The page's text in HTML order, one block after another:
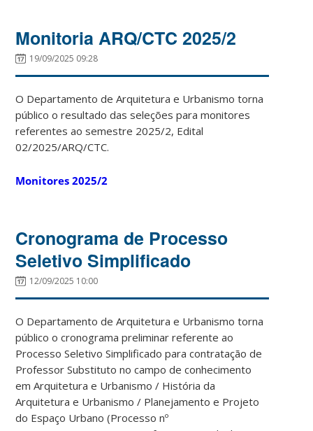
Monitoria ARQ/CTC 2025/2
19/09/2025 09:28
O Departamento de Arquitetura e Urbanismo torna
público o resultado das seleções para monitores
referentes ao semestre 2025/2, Edital
02/2025/ARQ/CTC.
Monitores 2025/2
Cronograma de Processo
Seletivo Simplificado
12/09/2025 10:00
O Departamento de Arquitetura e Urbanismo torna
público o cronograma preliminar referente ao
Processo Seletivo Simplificado para contratação de
Professor Substituto no campo de conhecimento
em Arquitetura e Urbanismo / História da
Arquitetura e Urbanismo / Planejamento e Projeto
do Espaço Urbano (Processo nº